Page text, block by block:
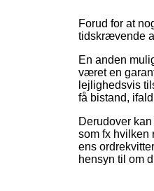
Forud for at
tidskrævende
En anden
været en
lejlighedsvis
få bistand,
Derudover
som fx hvilken
ens
hensyn til om